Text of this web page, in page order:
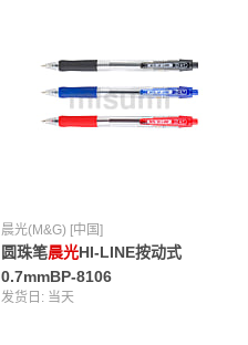
晨光(M&G) [中国]
圆珠笔晨光HI-LINE按动式
0.7mmBP-8106
发货日: 当天